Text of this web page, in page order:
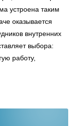
устроена таким
оказывается
внутренних
выбора:
работу,